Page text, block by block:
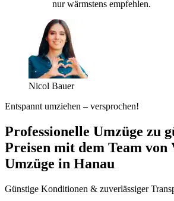
nur wärmstens empfehlen.
Nicol Bauer
Entspannt umziehen – versprochen!
Professionelle Umzüge zu
Preisen mit dem Team von
Umzüge in Hanau
Günstige Konditionen & zuverlässiger